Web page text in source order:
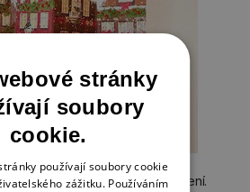
rýžový papír na papírové tvoření.
stránky
soubory
cookie.
používají soubory cookie
zážitku. Používáním